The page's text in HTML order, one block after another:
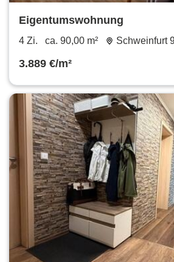
Eigentumswohnung
4 Zi. ca. 90,00 m² Schweinfurt
3.889 €/m²